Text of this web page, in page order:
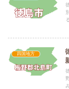
四国地方